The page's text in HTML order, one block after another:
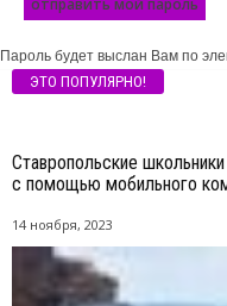
Пароль будет выслан Вам по
ЭТО ПОПУЛЯРНО!
Ставропольские
с помощью мобильного
14 ноября, 2023